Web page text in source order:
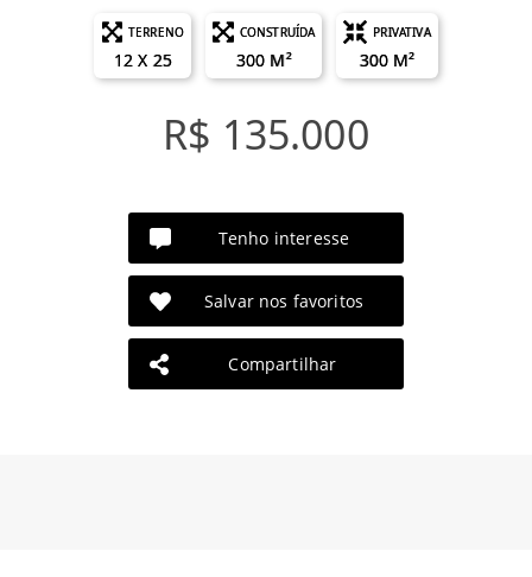
TERRENO
12 X 25
CONSTRUÍDA
300 M²
PRIVATIVA
300 M²
R$ 135.000
Tenho interesse
Salvar nos favoritos
Compartilhar